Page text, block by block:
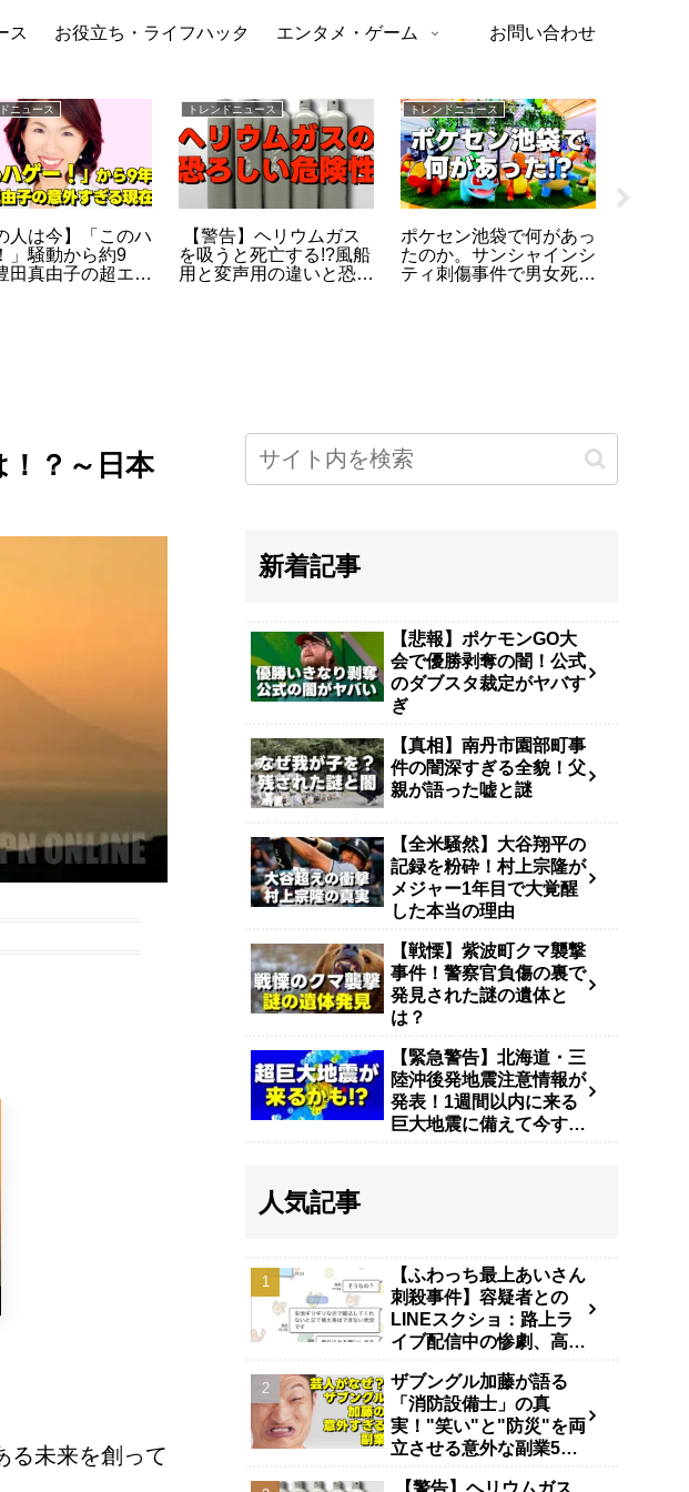
ス お役立ち・ライフハック エンタメ・ゲーム お問い合わせ
ドニュース
人は今】「このハ
」騒動から約9
真由子の超エリ
トレンドニュース
【警告】ヘリウムガス
を吸うと死亡する!?風船
用と変声用の違いと恐ろ
トレンドニュース
ポケセン池袋で何があっ
たのか。サンシャインシ
ティ刺傷事件で男女死
！？～日本
る未来を創って
新着記事
【悲報】ポケモンGO大
会で優勝剥奪の闇！公式
のダブスタ裁定がヤバす
ぎ
【真相】南丹市園部町事
件の闇深すぎる全貌！父
親が語った嘘と謎
【全米騒然】大谷翔平の
記録を粉砕！村上宗隆が
メジャー1年目で大覚醒
した本当の理由
【戦慄】紫波町クマ襲撃
事件！警察官負傷の裏で
発見された謎の遺体と
は？
【緊急警告】北海道・三
陸沖後発地震注意情報が
発表！1週間以内に来る
巨大地震に備えて今すぐ
人気記事
【ふわっち最上あいさん
刺殺事件】容疑者との
LINEスクショ：路上ラ
イブ配信中の惨劇、高田
ザブングル加藤が語る
「消防設備士」の真
実！"笑い"と"防災"を両
立させる意外な副業5年
【警告】ヘリウムガス